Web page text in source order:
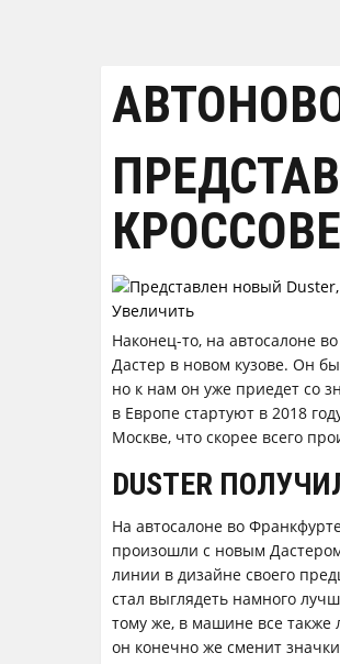
Увеличить
Наконец-то, на автосалоне
Дастер в новом кузове. Он
но к нам он уже приедет со
в Европе стартуют в 2018
Москве, что скорее всего
DUSTER
На автосалоне во
произошли с новым
линии в дизайне своего
стал выглядеть намного
тому же, в машине все также
он конечно же сменит